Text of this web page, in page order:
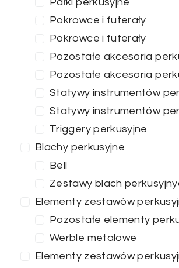
Pokrowce i futerały
Pokrowce i futerały
Pozostałe akcesoria
Pozostałe akcesoria
Statywy instrumentów
Statywy instrumentów
Triggery perkusyjne
Blachy perkusyjne
Bell
Zestawy blach
Elementy zestawów
Pozostałe elementy
Werble metalowe
Elementy zestawów